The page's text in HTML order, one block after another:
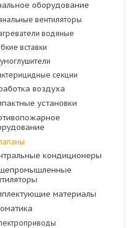
оборудование
вентиляторы
водяные
вставки
секции
воздуха
установки
кондиционеры
материалы